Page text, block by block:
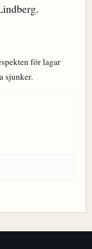
för lagar
sjunker.